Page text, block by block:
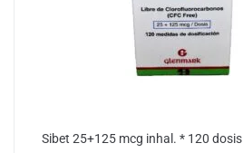
Sibet 25+125 mcg inhal. * 120 dosis